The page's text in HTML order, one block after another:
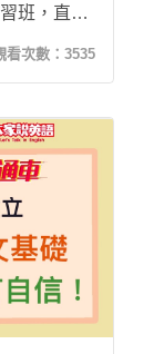
班，直到
看次數： 3535